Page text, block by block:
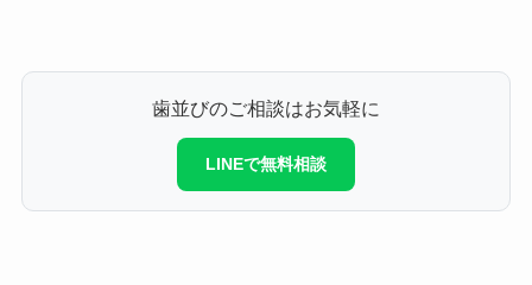
歯並びのご相談はお気軽に
LINEで無料相談